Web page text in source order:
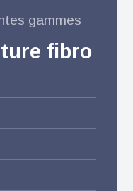
gammes
fibro